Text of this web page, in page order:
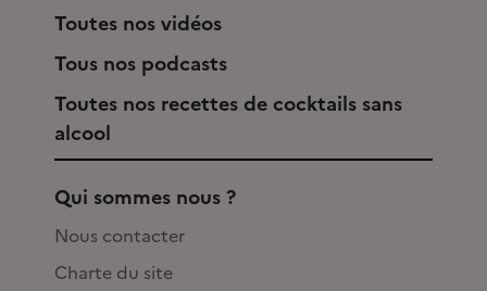
Toutes nos vidéos
Tous nos podcasts
Toutes nos recettes de cocktails sans
alcool
Qui sommes nous ?
Nous contacter
Charte du site